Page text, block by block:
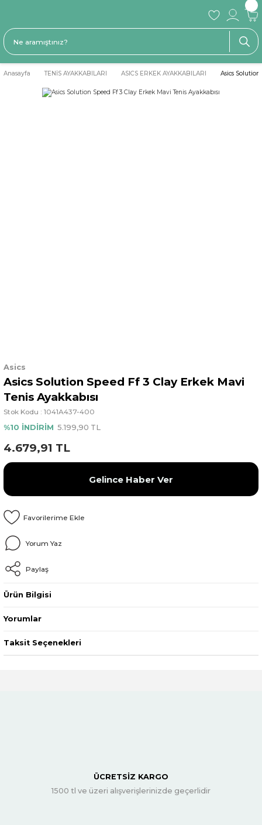
Anasayfa TENİS AYAKKABILARI ASICS ERKEK AYAKKABILARI Asics Solution
Asics
Asics Solution Speed Ff 3 Clay Erkek Mavi
Tenis Ayakkabısı
Stok Kodu : 1041A437-400
%10 İNDİRİM 5.199,90 TL
4.679,91 TL
Gelince Haber Ver
Yorum Yaz
Paylaş
Ürün Bilgisi
Yorumlar
Taksit Seçenekleri
ÜCRETSİZ KARGO
1500 tl ve üzeri alışverişlerinizde geçerlidir